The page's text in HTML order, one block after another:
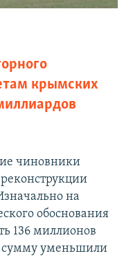
крымских
чиновники
на
обоснования
136 миллионов
сумму уменьшили